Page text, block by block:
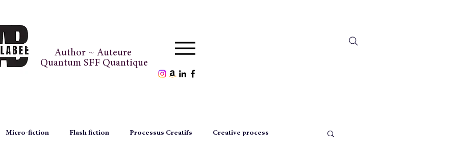
Author ~ Auteure
Quantum SFF Quantique
Micro-fiction Flash fiction Processus Creatifs Creative process